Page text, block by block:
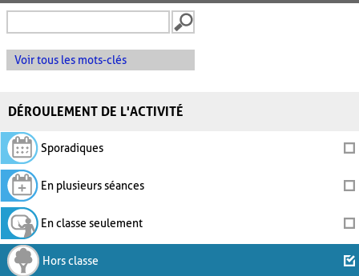
Voir tous les mots-clés
DÉROULEMENT DE L'ACTIVITÉ
Sporadiques
En plusieurs séances
En classe seulement
Hors classe